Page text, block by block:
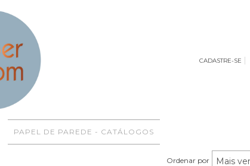
CADASTRE-SE
PAPEL DE PAREDE - CATÁLOGOS
Ordenar por